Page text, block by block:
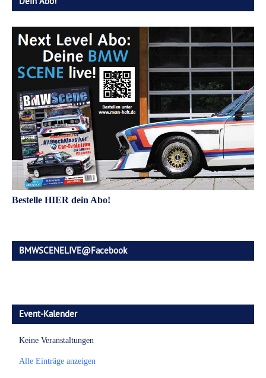
Bestelle HIER dein Abo!
BMWSCENELIVE@Facebook
Event-Kalender
Keine Veranstaltungen
Alle Einträge anzeigen